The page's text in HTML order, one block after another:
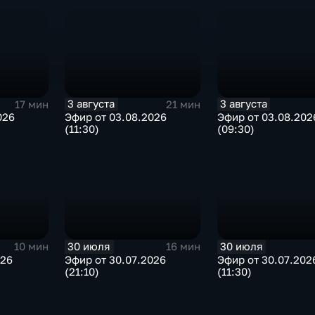
17 мин
3 августа
21 мин
Эфир от 03.08.2026
(11:30)
3 августа
Эфир от
(09:30)
10 мин
30 июля
16 мин
Эфир от 30.07.2026
(21:10)
30 июля
Эфир от
(11:30)